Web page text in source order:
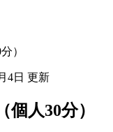
）
4日 更新
人30分）